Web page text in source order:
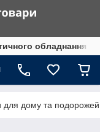
обладнання
для дому та подорожей